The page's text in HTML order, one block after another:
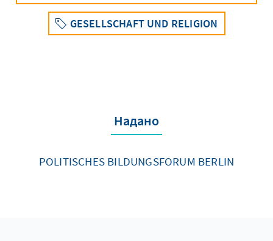
GESELLSCHAFT UND RELIGION
Надано
POLITISCHES BILDUNGSFORUM BERLIN